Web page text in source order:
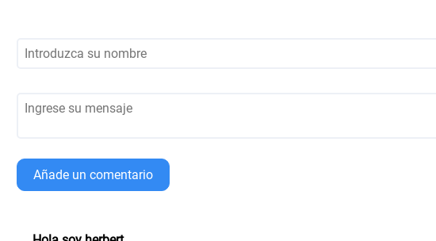
Añade un comentario